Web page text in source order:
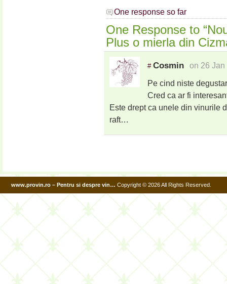
One response so far
One Response to
Plus o mierla din
# Cosmin on 26 Jan
Pe cind niste
Cred ca ar fi
Este drept ca unele din vinurile
raft…
www.provin.ro – Pentru si despre vin… Copyright © 2026 All Rights Reserved.